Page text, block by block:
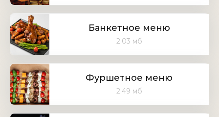
Банкетное меню
2.03 мб
Фуршетное меню
2.49 мб